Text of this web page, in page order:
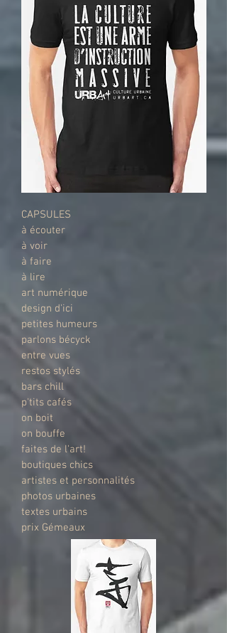
CAPSULES
à écouter
à voir
à faire
à lire
art numérique
design d'ici
petites humeurs
parlons bécyck
entre vues
restos stylés
bars chill
p'tits cafés
on boit
on bouffe
faites de l'art!
boutiques chics
artistes et personnalités
photos urbaines
textes urbains
prix Gémeaux